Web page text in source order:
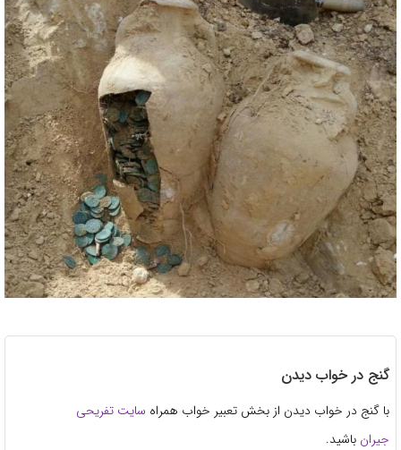
در خواب دیدن
گنج در خواب دیدن از بخش تعبیر خواب همراهسایت تفریحی
باشید.